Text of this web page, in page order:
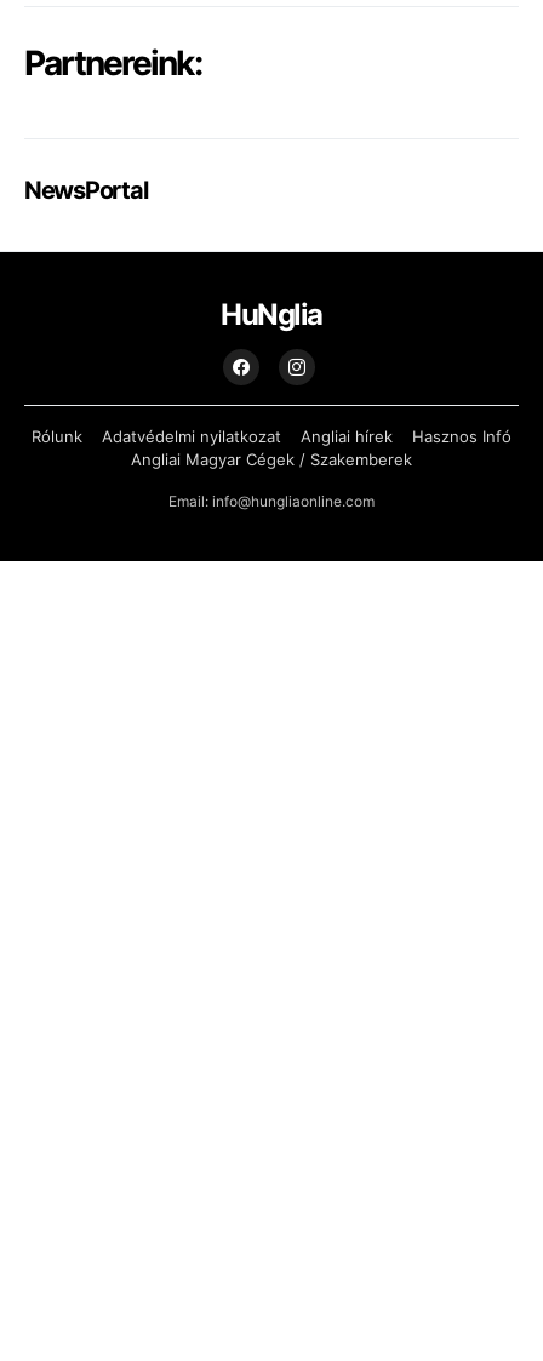
Partnereink:
NewsPortal
HuNglia
Rólunk Adatvédelmi nyilatkozat Angliai hírek
Hasznos Infó
Angliai Magyar Cégek / Szakemberek
Email: info@hungliaonline.com